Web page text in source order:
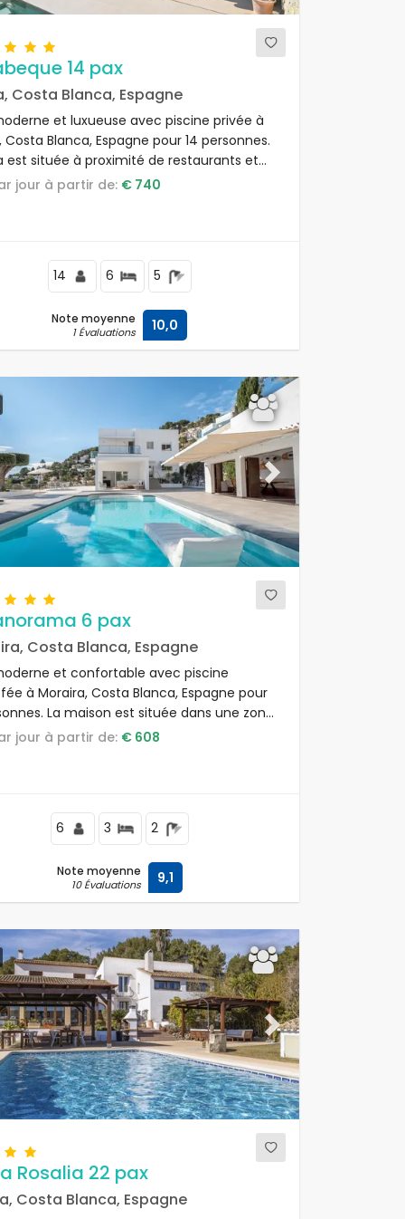
14 pax
Costa Blanca, Espagne
et luxueuse avec piscine privée à
Costa Blanca, Espagne pour 14 personnes.
est située à proximité de restaurants et
25 mètres de la plage Les Marines et à 25
jour à partir de: € 740
14 6 5
Note moyenne
1 Évaluations 10,0
Next
6 pax
Costa Blanca, Espagne
et confortable avec piscine
à Moraira, Costa Blanca, Espagne pour
La maison est située dans une zone
vallonnée et se trouve à 4 km de la
jour à partir de: € 608
6 3 2
Note moyenne
10 Évaluations 9,1
Next
Rosalia 22 pax
Costa Blanca, Espagne